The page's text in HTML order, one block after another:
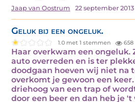
Jaap van Oostrum 22 september 2013
Geluk bij een ongeluk.
1.0 met 1 stemmen 658
Haar overkwam een ongeluk.
auto overreden en is ter
doodgaan hoeven wij niet na
overkomt je gewoon een
driehoog van een trap of
door een beer en dan heb je 't